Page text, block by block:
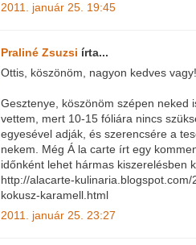
2011. január 25. 19:45
Praliné Zsuzsi írta...
Ottis, köszönöm, nagyon kedves vagy!
Gesztenye, köszönöm szépen neked
vettem, mert 10-15 fóliára nincs
egyesével adják, és szerencsére a
nekem. Még Á la carte írt egy
időnként lehet hármas kiszerelésben
http://alacarte-
kokusz-karamell.html
2011. január 25. 23:27